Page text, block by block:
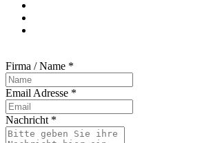
Firma / Name *
Email Adresse *
Nachricht *